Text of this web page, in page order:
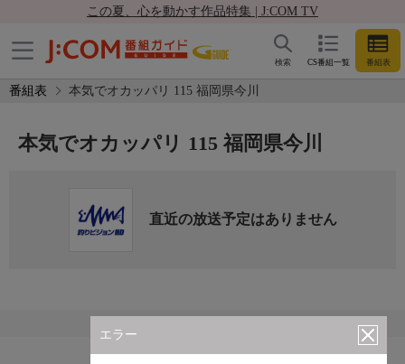
この夏、心を動かす作品特集 | J:COM TV
CS番組一覧 番組表
検索
番組表 本気でオカッパリ 115 福岡県今川
エラー
本気でオカッパリ 115 福岡県今川
直近の放送予定はありません